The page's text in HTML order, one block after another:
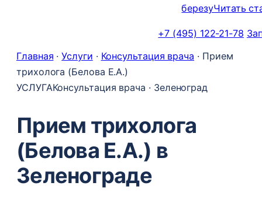
березуЧитать
+7 (495) 122-21-78
Главная ·Услуги · Консультация врача · Прием
трихолога (Белова Е.А.)
УСЛУГАКонсультация врача · Зеленоград
Прием трихолога
(Белова Е.А.) в
Зеленограде